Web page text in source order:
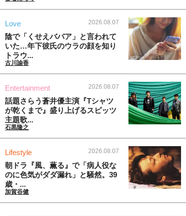
Love 2026.08.07
陰で「くせえババア」と言われて
いた…年下彼氏のウラの顔を知り
トラウ...
古川諭香
Entertainment 2026.08.07
話題さらう蒼井優主演『Tシャツ
が乾くまで』盛り上げるスピッツ
主題歌...
石黒隆之
Lifestyle 2026.08.07
朝ドラ『風、薫る』で「病人役な
のに色気がダダ漏れ」と騒然。39
歳・...
加賀谷健